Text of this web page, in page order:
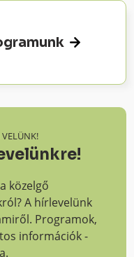
VELÜNK!
közelgő
A hírlevelünk
Programok,
információk -